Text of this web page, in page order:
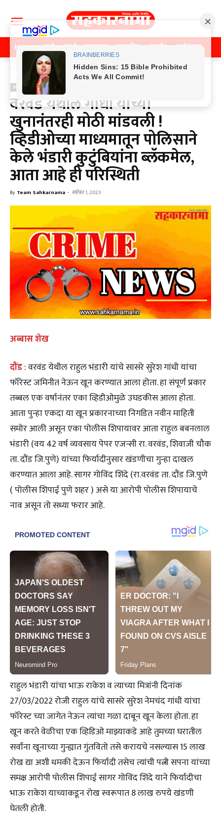
Home पुणे मुंबई महाराष्ट्र राजकीय क्राईम मनोरंजन
क्राईम
क्राईम
वरवंड येथील गांधी यांच्या
खुनानंतरही मोठी मांडवली !
व्हिडीओच्या माध्यमातून पोलिसाने
केले भंडारी कुटुंबियांना ब्लॅकमेल,
आता आहे ही परिस्थिती
By Team Sahkarnama - सप्टेंबर 1, 2023
अब्बास शेख
दौंड: वरवंड येथील राहुल भंडारी यांचे सासरे सुरेश गांधी यांचा
फॉरेस्ट जमिनीत नेऊन खून करण्यात आला होता. हा संपूर्ण प्रकार
तब्बल एक वर्षानंतर एका व्हिडीओमुळे उघडकीस आला होता.
आता पुन्हा एकदा या खून प्रकारनाच्या निगडित नवीन माहिती
समोर आली असून एका पोलीस शिपायावर आता राहुल बबनलाल
भंडारी (वय 42 वर्ष व्यवसाय पेपर एजन्सी रा. वरवंड, शिवाजी चौक
ता. दौंड जि.पुणे) यांच्या फिर्यादीनुसार खंडणीचा गुन्हा दाखल
करण्यात आला आहे. सागर गोविंद शिंदे (रा.वरवंड ता. दौंड जि.पुणे
( पोलीस शिपाई पुणे शहर ) असे या आरोपी पोलीस शिपायाचे
नाव असून तो सध्या फरार आहे.
राहुल भंडारी यांचा भाऊ राकेश व त्याच्या मित्रांनी दिनांक
27/03/2022 रोजी राहुल यांचे सासरे सुरेश नेमचंद गांधी यांचा
फॉरेस्ट च्या जागेत नेऊन त्यांचा गळा दाबून खून केला होता. हा
खून करते वेळीचा एक व्हिडिओ माझ्याकडे आहे तुमच्या घरातील
सर्वांना खूनाच्या गुन्ह्यात गुंतवितो तसे करायचे नसल्यास 15 लाख
रोख द्या अशी धमकी देऊन फिर्यादी तसेच त्यांची पत्नी सपना यांच्या
समक्ष आरोपी पोलीस शिपाई सागर गोविंद शिंदे याने फिर्यादीचा
भाऊ राकेश याच्याकडून रोख स्वरूपात 8 लाख रुपये खंडणी
घेतली होती.